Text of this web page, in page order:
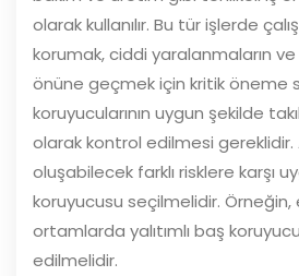
olarak kullanılır. Bu tür işlerde
korumak, ciddi yaralanmaların
önüne geçmek için kritik öneme
koruyucularının uygun şekilde
olarak kontrol edilmesi gereklidir.
oluşabilecek farklı risklere karşı
koruyucusu seçilmelidir. Örneğin,
ortamlarda yalıtımlı baş
edilmelidir.